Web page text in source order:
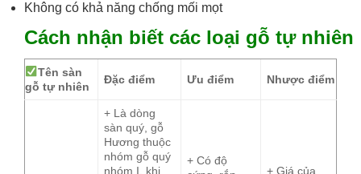
Không có khả năng chống mối mọt
Cách nhận biết các loại gỗ tự nhiên
Tên sàn
gỗ tự nhiên
Đặc điểm Ưu điểm Nhược điểm
+ Là dòng
sàn quý, gỗ
Hương thuộc
nhóm gỗ quý
nhóm I, khi
+ Có độ
+ Giá của